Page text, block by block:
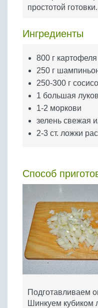
Бобовые
Крупы
простотой готовки.
Ингредиенты
800 г картофеля
250 г
250-300 г
1 большая
1-2 моркови
зелень свежая
2-3 ст. ложки
Способ
Подготавливаем
Шинкуем кубиком